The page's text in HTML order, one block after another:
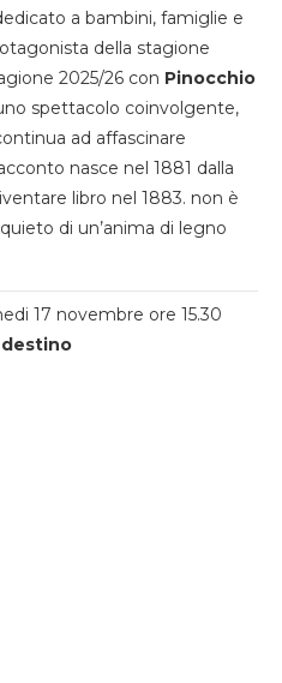
a bambini, famiglie e
della stagione
2025/26 con Pinocchio
spettacolo coinvolgente,
ad affascinare
nasce nel 1881 dalla
libro nel 1883. non è
di un’anima di legno
17 novembre ore 15.30
destino